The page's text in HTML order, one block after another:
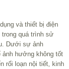
và thiết bị điện
quá trình sử
Dưới sự ảnh
ảnh hưởng không tốt
rối loạn nội tiết, kinh